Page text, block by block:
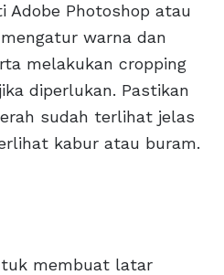
Adobe Photoshop atau
warna dan
melakukan cropping
diperlukan. Pastikan
sudah terlihat jelas
kabur atau buram.
membuat latar